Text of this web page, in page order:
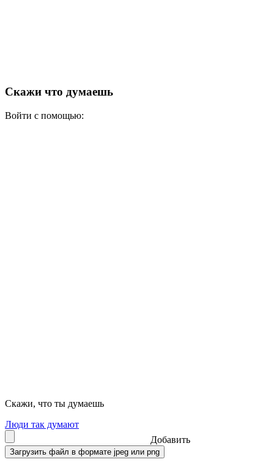
Скажи что думаешь
Войти с помощью:
Скажи, что ты думаешь
Люди так думают
Добавить